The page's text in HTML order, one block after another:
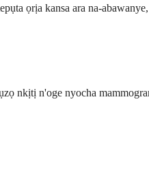
ọrịa kansa ara na-
nkịtị n'oge nyocha